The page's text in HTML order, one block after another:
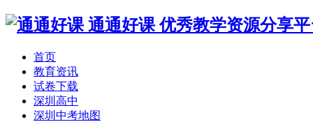
通通好课 优秀教学资源分享
首页
教育资讯
试卷下载
深圳高中
深圳中考地图